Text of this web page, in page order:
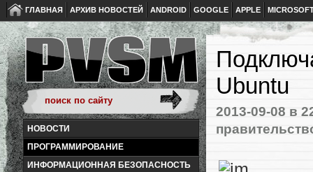
ГЛАВНАЯ АРХИВ НОВОСТЕЙ ANDROID GOOGLE APPLE
НОВОСТИ
ПРОГРАММИРОВАНИЕ
ИНФОРМАЦИОННАЯ БЕЗОПАСНОСТЬ
Ubuntu
2013-09-08 в